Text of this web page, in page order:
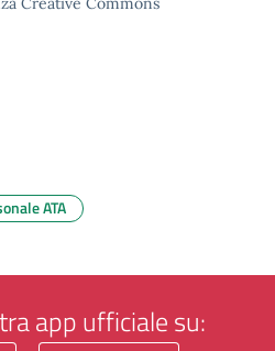
ATA
app ufficiale su: